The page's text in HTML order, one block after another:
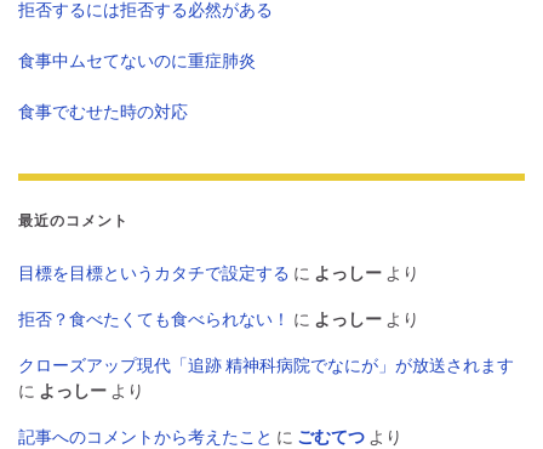
拒否するには拒否する必然がある
食事中ムセてないのに重症肺炎
食事でむせた時の対応
最近のコメント
目標を目標というカタチで設定する に よっしー より
拒否？食べたくても食べられない！ に よっしー より
クローズアップ現代「追跡 精神科病院でなにが」が放送されます
に よっしー より
記事へのコメントから考えたこと に ごむてつ より